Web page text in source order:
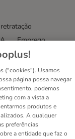
Emprego
("cookies"). Usamos
página possa navegar
podemos
com a vista a
produtos e
A qualquer
preferências
a entidade que faz o